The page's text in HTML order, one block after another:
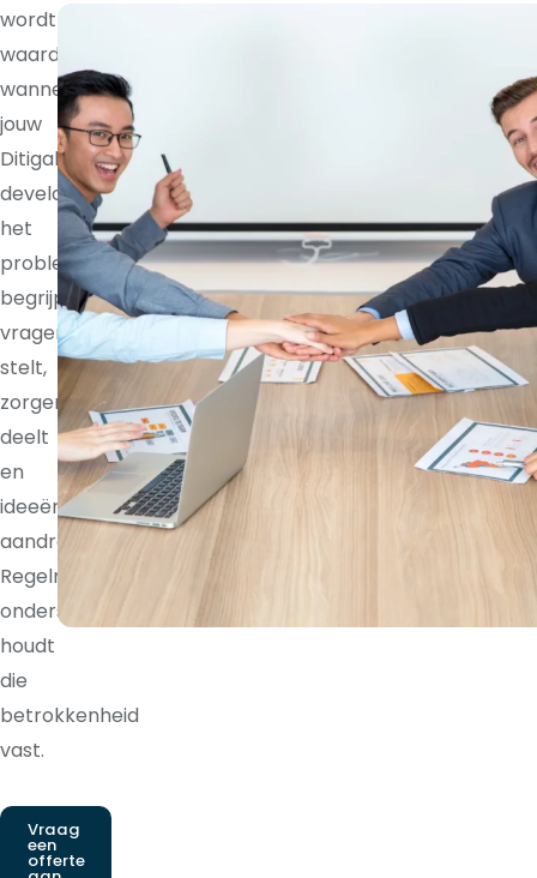
wordt
waardevoller
wanneer
jouw
Ditigal
developer
het
probleem
begrijpt,
vragen
stelt,
zorgen
deelt
en
ideeën
aandraagt.
Regelmatige
ondersteuning
houdt
die
betrokkenheid
vast.
Vraag
een
offerte